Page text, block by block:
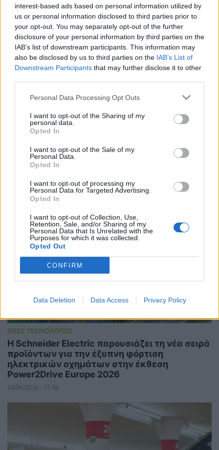
interest-based ads based on personal information utilized by
us or personal information disclosed to third parties prior to
your opt-out. You may separately opt-out of the further
disclosure of your personal information by third parties on the
IAB’s list of downstream participants. This information may
also be disclosed by us to third parties on the IAB’s List of
Downstream Participants that may further disclose it to other
Personal Data Processing Opt Outs
I want to opt-out of the Sharing of my
personal data.
Opted In
I want to opt-out of the Sale of my
Personal Data.
Opted In
I want to opt-out of processing my
Personal Data for Targeted Advertising.
Opted In
I want to opt-out of Collection, Use,
Retention, Sale, and/or Sharing of my
Personal Data that Is Unrelated with the
Purposes for which it was collected.
Opted Out
CONFIRM
Data Deletion Data Access Privacy Policy
ΧΡΗΣΤΙΚΑ
Δήμος Αθηναίων: Ενισχύεται ο στόλος της
Δημοτικής Αστυνομίας με 20 νέα ηλεκτρικά
οχήματα και 30 δίκυκλα
25/06/2026 - 11:46
ΝΕΕΣ ΤΕΧΝΟΛΟΓΙΕΣ
Η Schneider Electric παρουσιάζει τη νέα σειρά
προϊόντων για την έξυπνη φόρτιση
ηλεκτρικών οχημάτων στην έκθεση
Power2Drive Europe 2026
24/06/2026 - 11:48